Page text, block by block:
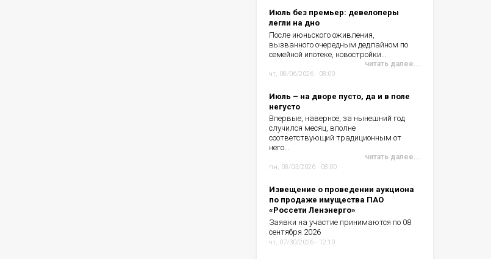
Июль без премьер: девелоперы
легли на дно
После июньского оживления,
вызванного очередным дедлайном по
семейной ипотеке, новостройки…
читать далее...
чт, 08/06/2026 - 08:00
Июль – на дворе пусто, да и в поле
негусто
Впервые, наверное, за нынешний год
случился месяц, вполне
соответствующий традиционным от
него…
читать далее...
пн, 08/03/2026 - 08:00
Извещение о проведении аукциона
по продаже имущества ПАО
«Россети Ленэнерго»
Заявки на участие принимаются по 08
сентября 2026
чт, 07/30/2026 - 12:10